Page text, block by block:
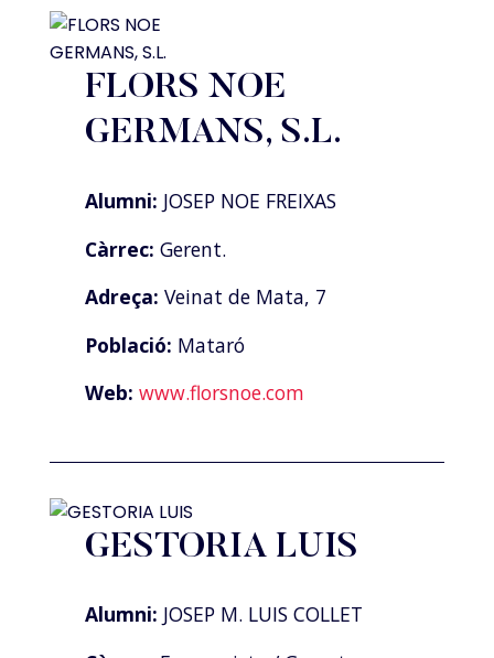
FLORS NOE
GERMANS, S.L.
Alumni: JOSEP NOE FREIXAS
Càrrec: Gerent.
Adreça: Veinat de Mata, 7
Població: Mataró
Web: www.florsnoe.com
GESTORIA LUIS
Alumni: JOSEP M. LUIS COLLET